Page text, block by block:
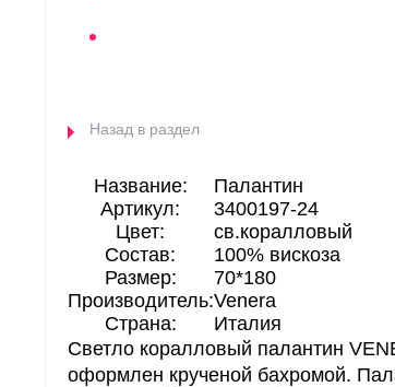
Назад в раздел
Название:
Палантин
Артикул:
3400197-24
Цвет:
св.коралловый
Состав:
100% вискоза
Размер:
70*180
Производитель:Venera
Страна:
Италия
Светло коралловый палантин
оформлен крученой бахромой.